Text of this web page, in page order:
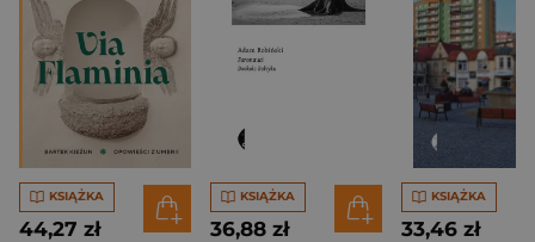
KSIĄŻKA
44,27 zł
KSIĄŻKA
36,88 zł
KSIĄŻKA
33,46 zł